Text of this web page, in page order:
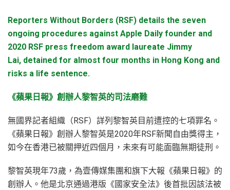
Reporters Without Borders (RSF) details the seven
ongoing procedures against Apple Daily founder and
2020 RSF press freedom award laureate Jimmy
Lai, detained for almost four months in Hong Kong and
risks a life sentence.
《蘋果日報》創辦人黎智英的司法磨難
無國界記者組織（RSF）詳列黎智英目前遭控的七項罪名。
《蘋果日報》創辦人黎智英是2020年RSF新聞自由獎得主，
如今在香港已被關押近四個月，未來有可能面臨無期徒刑。
黎智英現年73歲，為壹傳媒集團和旗下大報《蘋果日報》的
創辦人。他是北京通過港版《國家安全法》後首批因該法被